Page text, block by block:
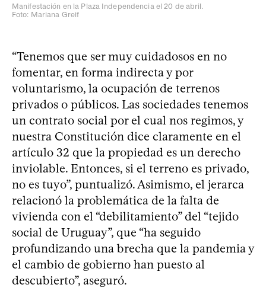
Manifestación en la Plaza Independencia el 20 de abril.
Foto: Mariana Greif
“Tenemos que ser muy cuidadosos en no
fomentar, en forma indirecta y por
voluntarismo, la ocupación de terrenos
privados o públicos. Las sociedades tenemos
un contrato social por el cual nos regimos, y
nuestra Constitución dice claramente en el
artículo 32 que la propiedad es un derecho
inviolable. Entonces, si el terreno es privado,
no es tuyo”, puntualizó. Asimismo, el jerarca
relacionó la problemática de la falta de
vivienda con el “debilitamiento” del “tejido
social de Uruguay”, que “ha seguido
profundizando una brecha que la pandemia y
el cambio de gobierno han puesto al
descubierto”, aseguró.